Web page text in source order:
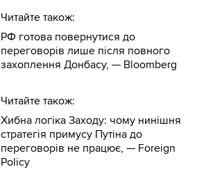
Читайте також:
РФ готова повернутися до
переговорів лише після повного
захоплення Донбасу, — Bloomberg
Читайте також:
Хибна логіка Заходу: чому нинішня
стратегія примусу Путіна до
переговорів не працює, — Foreign
Policy